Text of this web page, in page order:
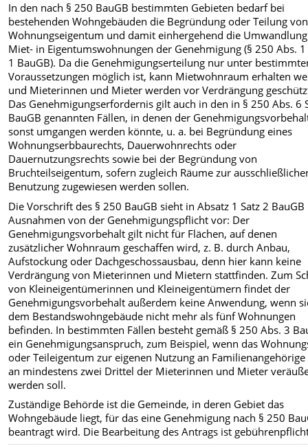
In den nach § 250 BauGB bestimmten Gebieten bedarf bei
bestehenden Wohngebäuden die Begründung oder Teilung von
Wohnungseigentum und damit einhergehend die
Miet- in Eigentumswohnungen der Genehmigung (§ 250 Abs. 1
1 BauGB). Da die Genehmigungserteilung nur unter
Voraussetzungen möglich ist, kann Mietwohnraum erhalten
und Mieterinnen und Mieter werden vor Verdrängung
Das Genehmigungserfordernis gilt auch in den in § 250 Abs. 6
BauGB genannten Fällen, in denen der
sonst umgangen werden könnte, u. a. bei Begründung eines
Wohnungserbbaurechts, Dauerwohnrechts oder
Dauernutzungsrechts sowie bei der Begründung von
Bruchteilseigentum, sofern zugleich Räume zur
Benutzung zugewiesen werden sollen.
Die Vorschrift des § 250 BauGB sieht in Absatz 1 Satz 2 BauGB
Ausnahmen von der Genehmigungspflicht vor: Der
Genehmigungsvorbehalt gilt nicht für Flächen, auf denen
zusätzlicher Wohnraum geschaffen wird, z. B. durch Anbau,
Aufstockung oder Dachgeschossausbau, denn hier kann keine
Verdrängung von Mieterinnen und Mietern stattfinden. Zum
von Kleineigentümerinnen und Kleineigentümern findet der
Genehmigungsvorbehalt außerdem keine Anwendung, wenn
dem Bestandswohngebäude nicht mehr als fünf Wohnungen
befinden. In bestimmten Fällen besteht gemäß § 250 Abs. 3
ein Genehmigungsanspruch, zum Beispiel, wenn das
oder Teileigentum zur eigenen Nutzung an
an mindestens zwei Drittel der Mieterinnen und Mieter
werden soll.
Zuständige Behörde ist die Gemeinde, in deren Gebiet das
Wohngebäude liegt, für das eine Genehmigung nach § 250
beantragt wird. Die Bearbeitung des Antrags ist